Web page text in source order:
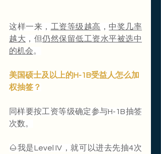
这样一来， 工资等级越高 ， 中奖几率
越大 ，但仍然保留低工资水平被选中
的机会。
美国硕士及以上的H-1B受益人怎么加
权抽签？
同样要按工资等级确定参与H-1B抽签
次数。
🌰我是Level IV，就可以进去先抽4次